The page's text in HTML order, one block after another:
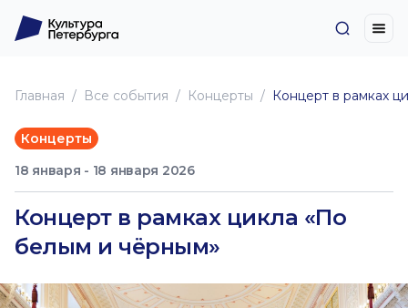
Главная Все события Концерты Концерт в рамках
Концерты
18 января - 18 января 2026
Концерт в рамках цикла «По
белым и чёрным»